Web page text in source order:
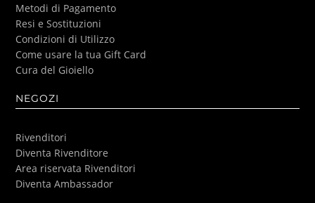
Metodi di Pagamento
Resi e Sostituzioni
Condizioni di Utilizzo
Come usare la tua Gift Card
Cura del Gioiello
NEGOZI
Rivenditori
Diventa Rivenditore
Area riservata Rivenditori
Diventa Ambassador